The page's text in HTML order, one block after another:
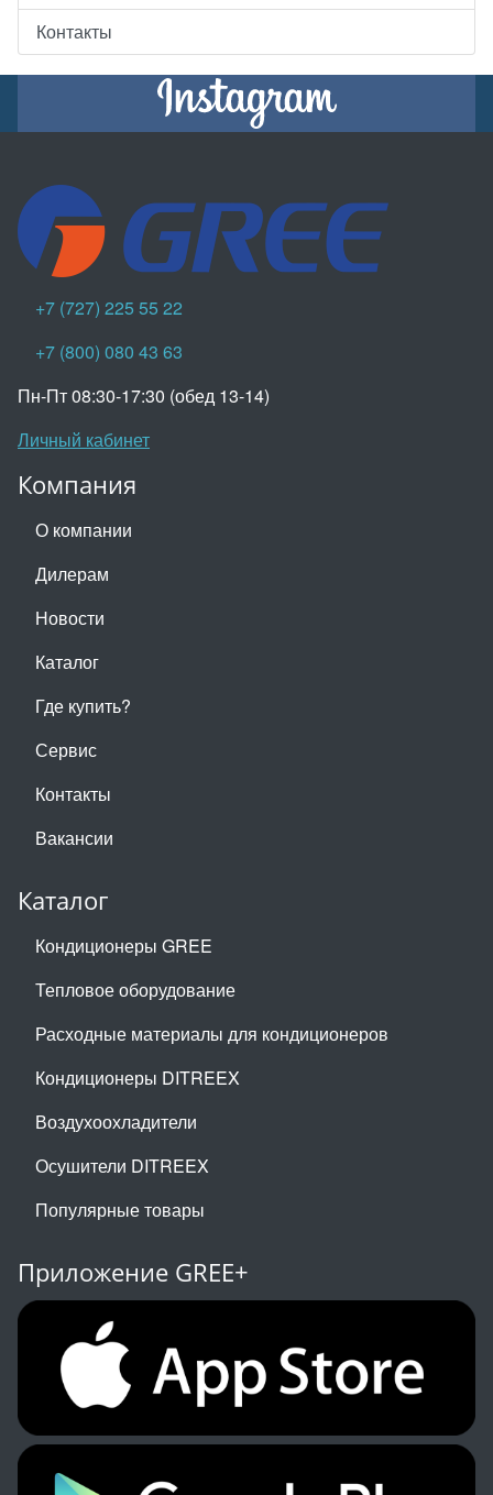
Контакты
+7 (727) 225 55 22
+7 (800) 080 43 63
Пн-Пт 08:30-17:30 (обед 13-14)
Личный кабинет
Компания
О компании
Дилерам
Новости
Каталог
Где купить?
Сервис
Контакты
Вакансии
Каталог
Кондиционеры GREE
Тепловое оборудование
Расходные материалы для кондиционеров
Кондиционеры DITREEX
Воздухоохладители
Осушители DITREEX
Популярные товары
Приложение GREE+